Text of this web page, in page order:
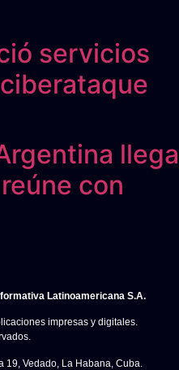
servicios
llega
con
Latinoamericana S.A.
impresas y digitales.
19, Vedado, La Habana, Cuba.